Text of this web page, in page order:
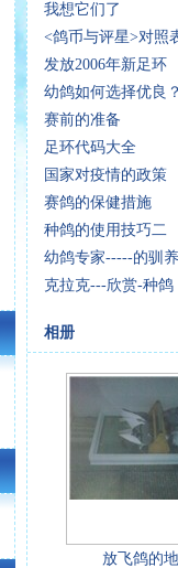
我想它们了
<鸽币与评星>对照
发放2006年新足环
幼鸽如何选择优良
赛前的准备
足环代码大全
国家对疫情的政策
赛鸽的保健措施
种鸽的使用技巧二
幼鸽专家-----的驯
克拉克---欣赏-种鸽
相册
放飞鸽的